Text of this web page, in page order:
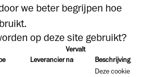
we beter begrijpen hoe
op deze site gebruikt?
Leverancier
Vervalt
na
Beschrijving
Deze cookie